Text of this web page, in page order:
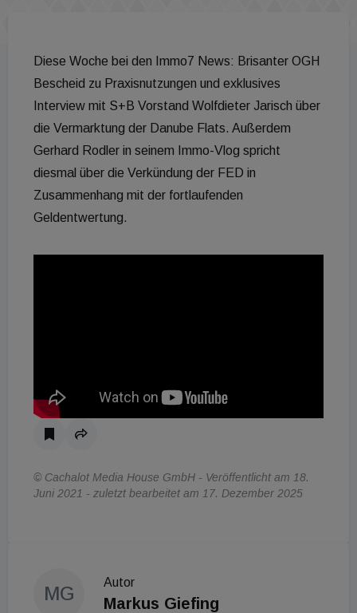
Diese Woche bei den Immo7 News: Brisanter OGH
Bescheid zu Praxisnutzungen und exklusives
Interview mit S+B Vorstand Wolfdieter Jarisch über
die Vermarktung der Danube Flats. Außerdem
Gerhard Rodler in seinem Immo-Vlog spricht
diesmal über die Verkündung der FED in
Zusammenhang mit der fortlaufenden
Geldentwertung.
© Cachalot Media House GmbH - Veröffentlicht am 18.
Juni 2021 - zuletzt bearbeitet am 17. Dezember 2025
MG
Autor
Markus Giefing